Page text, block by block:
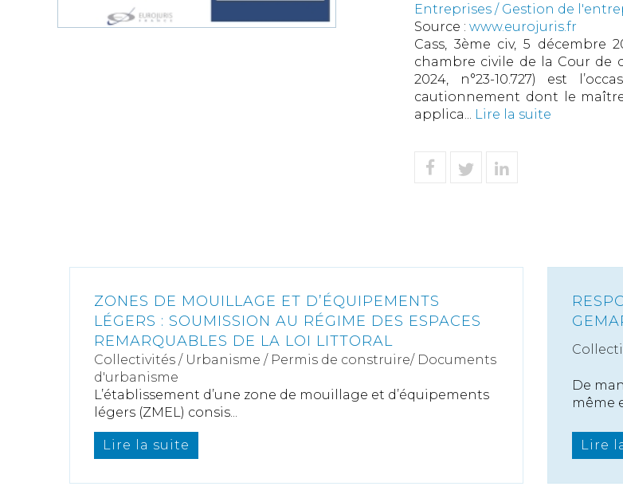
Entreprises / Gestion de
Source : www.eurojuris.fr
Cass, 3ème civ, 5 décembre
chambre civile de la Cour de
2024, n°23-10.727) est
cautionnement dont le
applica... Lire la suite
ZONES DE MOUILLAGE ET D’ÉQUIPEMENTS
LÉGERS : SOUMISSION AU RÉGIME DES ESPACES
REMARQUABLES DE LA LOI LITTORAL
Collectivités / Urbanisme / Permis de construire/ Documents
d'urbanisme
L’établissement d’une zone de mouillage et d’équipements
légers (ZMEL) consis...
Lire la suite
De
même
Lire